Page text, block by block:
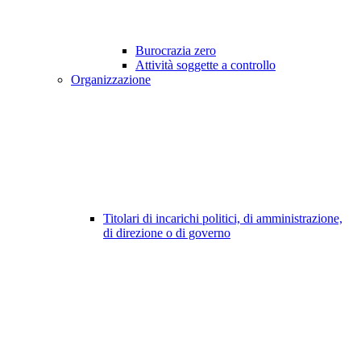
Burocrazia zero
Attività soggette a controllo
Organizzazione
Titolari di incarichi politici, di amministrazione,
di direzione o di governo